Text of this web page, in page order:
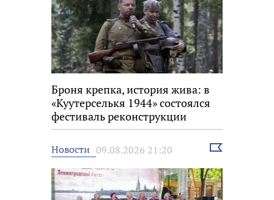
Броня крепка, история жива: в
«Куутерселькя 1944» состоялся
фестиваль реконструкции
Новости 09.08.2026 21:20
Выбрать